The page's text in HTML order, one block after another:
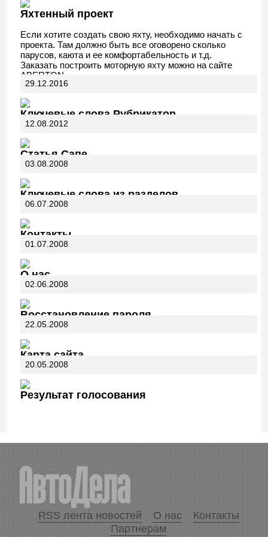
Яхтенный проект
Если хотите создать свою яхту, необходимо начать с
проекта. Там должно быть все оговорено сколько
парусов, каюта и ее комфортабельность и т.д.
Заказать построить моторную яхту можно на сайте
ABERTON.
29.12.2016
Ключевые слова Рубрикатор
12.08.2012
Статья Сапе
03.08.2008
Ключевые слова из разделов
06.07.2008
Контакты
01.07.2008
О нас
02.06.2008
Восстановление пароля
22.05.2008
Карта сайта
20.05.2008
Результат голосования
RSS лента новостей О нас
Контакты
Партнерам